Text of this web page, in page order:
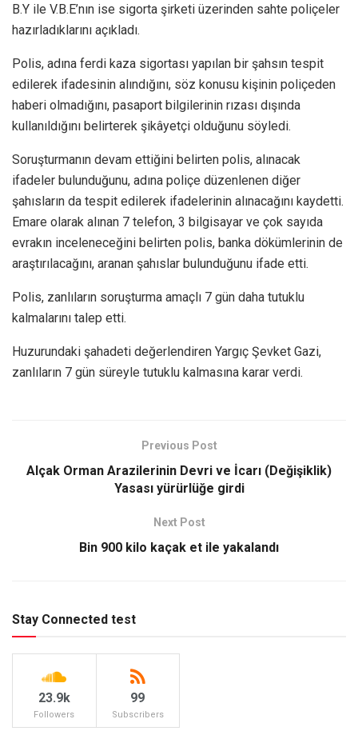
B.Y ile V.B.E’nın ise sigorta şirketi üzerinden sahte poliçeler
hazırladıklarını açıkladı.
Polis, adına ferdi kaza sigortası yapılan bir şahsın tespit
edilerek ifadesinin alındığını, söz konusu kişinin poliçeden
haberi olmadığını, pasaport bilgilerinin rızası dışında
kullanıldığını belirterek şikâyetçi olduğunu söyledi.
Soruşturmanın devam ettiğini belirten polis, alınacak
ifadeler bulunduğunu, adına poliçe düzenlenen diğer
şahısların da tespit edilerek ifadelerinin alınacağını kaydetti.
Emare olarak alınan 7 telefon, 3 bilgisayar ve çok sayıda
evrakın inceleneceğini belirten polis, banka dökümlerinin de
araştırılacağını, aranan şahıslar bulunduğunu ifade etti.
Polis, zanlıların soruşturma amaçlı 7 gün daha tutuklu
kalmalarını talep etti.
Huzurundaki şahadeti değerlendiren Yargıç Şevket Gazi,
zanlıların 7 gün süreyle tutuklu kalmasına karar verdi.
Previous Post
Alçak Orman Arazilerinin Devri ve İcarı (Değişiklik)
Yasası yürürlüğe girdi
Next Post
Bin 900 kilo kaçak et ile yakalandı
Stay Connected test
23.9k
Followers
99
Subscribers